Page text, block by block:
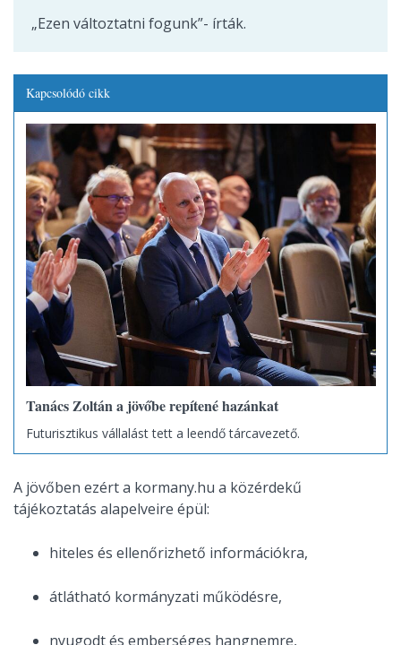
„Ezen változtatni fogunk”- írták.
Kapcsolódó cikk
Tanács Zoltán a jövőbe repítené hazánkat
Futurisztikus vállalást tett a leendő tárcavezető.
A jövőben ezért a kormany.hu a közérdekű
tájékoztatás alapelveire épül:
hiteles és ellenőrizhető információkra,
átlátható kormányzati működésre,
nyugodt és emberséges hangnemre,